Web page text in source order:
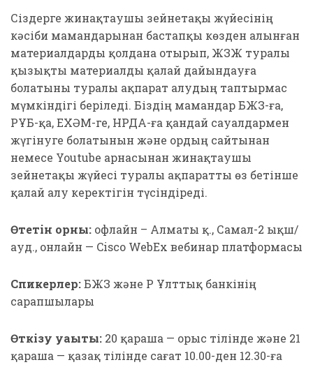
Сіздерге жинақтаушы зейнетақы жүйесінің
кәсіби мамандарынан бастапқы көзден алынған
материалдарды қолдана отырып, ЖЗЖ туралы
қызықты материалды қалай дайындауға
болатыны туралы ақпарат алудың таптырмас
мүмкіндігі беріледі. Біздің мамандар БЖЗҚ-ға,
ҚРҰБ-қа, ЕХӘҚМ-ге, ҚНРДА-ға қандай сауалдармен
жүгінуге болатынын және Қордың сайтынан
немесе Youtube арнасынан жинақтаушы
зейнетақы жүйесі туралы ақпаратты өз бетінше
қалай алу керектігін түсіндіреді.
Өтетін орны: офлайн – Алматы қ., Самал-2 ықш/
ауд., онлайн — Cisco WebEx вебинар платформасы
Спикерлер:БЖЗҚ және ҚР Ұлттық банкінің
сарапшылары
Өткізу уақыты: 20 қараша — орыс тілінде және 21
қараша — қазақ тілінде сағат 10.00-ден 12.30-ға